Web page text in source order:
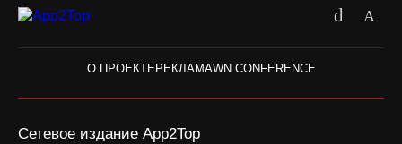
О ПРОЕКТЕРЕКЛАМАWN CONFERENCE
Сетевое издание App2Top